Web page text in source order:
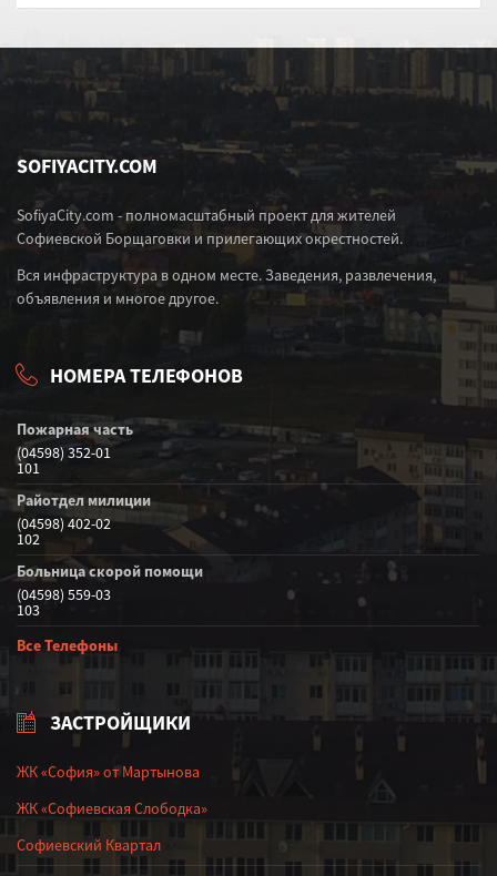
SOFIYACITY.COM
SofiyaCity.com - полномасштабный проект для жителей
Софиевской Борщаговки и прилегающих окрестностей.
Вся инфраструктура в одном месте. Заведения, развлечения,
объявления и многое другое.
НОМЕРА ТЕЛЕФОНОВ
Пожарная часть
(04598) 352-01
101
Райотдел милиции
(04598) 402-02
102
Больница скорой помощи
(04598) 559-03
103
Все Телефоны
ЗАСТРОЙЩИКИ
ЖК «София» от Мартынова
ЖК «Софиевская Слободка»
Софиевский Квартал